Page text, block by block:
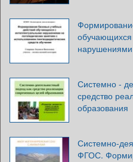
обучающихся
нарушениями
Системно -
средство
образования
Системно-
ФГОС.